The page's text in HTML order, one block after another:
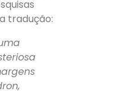
tradução: